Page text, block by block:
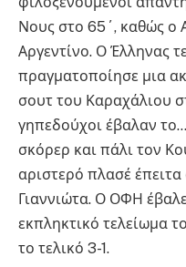
Νους στο 65΄, καθώς ο
Αργεντίνο. Ο Έλληνας
πραγματοποίησε μια
σουτ του Καραχάλιου
γηπεδούχοι έβαλαν
σκόρερ και πάλι τον
αριστερό πλασέ
Γιαννιώτα. Ο ΟΦΗ
εκπληκτικό τελείωμα
το τελικό 3-1.